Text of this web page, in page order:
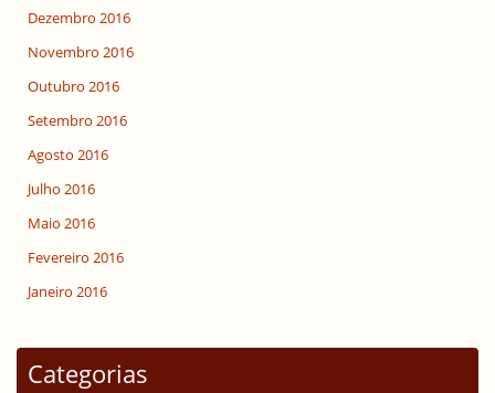
Dezembro 2016
Novembro 2016
Outubro 2016
Setembro 2016
Agosto 2016
Julho 2016
Maio 2016
Fevereiro 2016
Janeiro 2016
Categorias